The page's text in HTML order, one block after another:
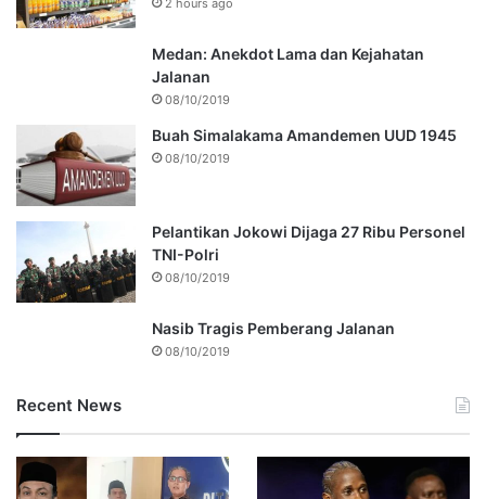
2 hours ago
Medan: Anekdot Lama dan Kejahatan
Jalanan
08/10/2019
Buah Simalakama Amandemen UUD 1945
08/10/2019
Pelantikan Jokowi Dijaga 27 Ribu Personel
TNI-Polri
08/10/2019
Nasib Tragis Pemberang Jalanan
08/10/2019
Recent News